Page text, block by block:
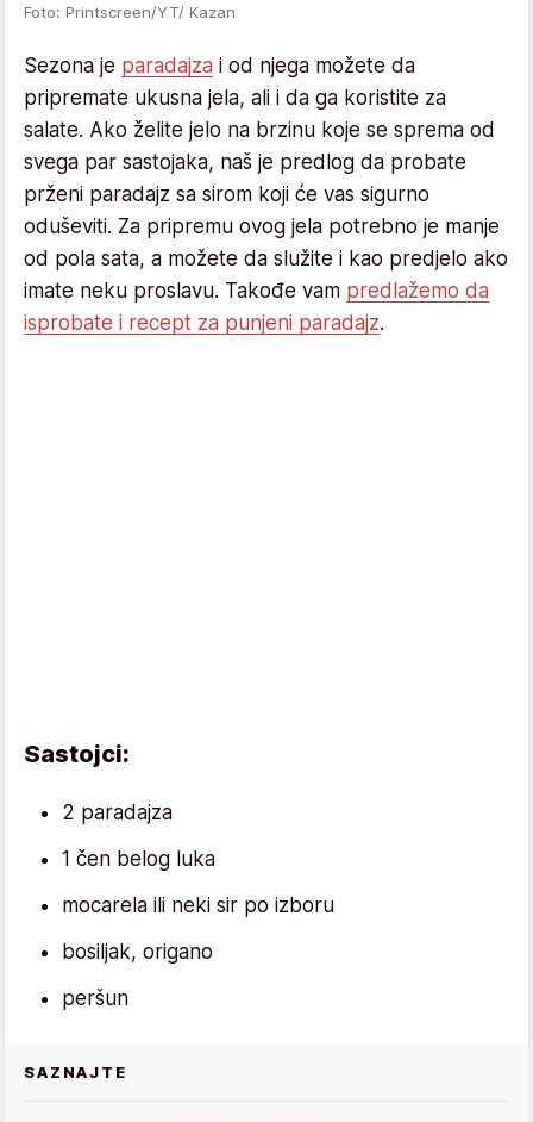
Foto: Printscreen/YT/ Kazan
Sezona je paradajza i od njega možete da
pripremate ukusna jela, ali i da ga koristite za
salate. Ako želite jelo na brzinu koje se sprema od
svega par sastojaka, naš je predlog da probate
prženi paradajz sa sirom koji će vas sigurno
oduševiti. Za pripremu ovog jela potrebno je manje
od pola sata, a možete da služite i kao predjelo ako
imate neku proslavu. Takođe vam predlažemo da
isprobate i recept za punjeni paradajz.
Sastojci:
2 paradajza
1 čen belog luka
mocarela ili neki sir po izboru
bosiljak, origano
peršun
SAZNAJTE